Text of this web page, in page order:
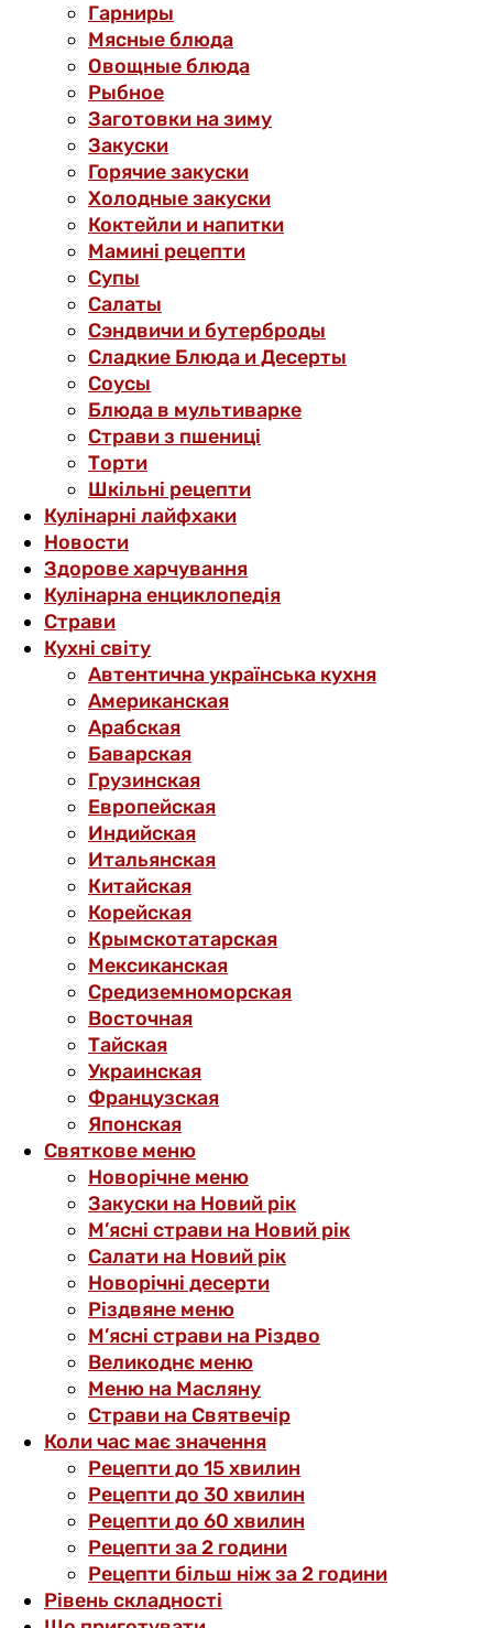
Гарниры
Мясные блюда
Овощные блюда
Рыбное
Заготовки на зиму
Закуски
Горячие закуски
Холодные закуски
Коктейли и напитки
Мамині рецепти
Супы
Салаты
Сэндвичи и бутерброды
Сладкие Блюда и Десерты
Соусы
Блюда в мультиварке
Страви з пшениці
Торти
Шкільні рецепти
Кулінарні лайфхаки
Новости
Здорове харчування
Кулінарна енциклопедія
Страви
Кухні світу
Автентична українська кухня
Американская
Арабская
Баварская
Грузинская
Европейская
Индийская
Итальянская
Китайская
Корейская
Крымскотатарская
Мексиканская
Средиземноморская
Восточная
Тайская
Украинская
Французская
Японская
Святкове меню
Новорічне меню
Закуски на Новий рік
М’ясні страви на Новий рік
Салати на Новий рік
Новорічні десерти
Різдвяне меню
М’ясні страви на Різдво
Великоднє меню
Меню на Масляну
Страви на Святвечір
Коли час має значення
Рецепти до 15 хвилин
Рецепти до 30 хвилин
Рецепти до 60 хвилин
Рецепти за 2 години
Рецепти більш ніж за 2 години
Рівень складності